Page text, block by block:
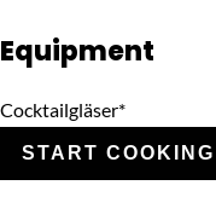
Equipment
Cocktailgläser*
START COOKING